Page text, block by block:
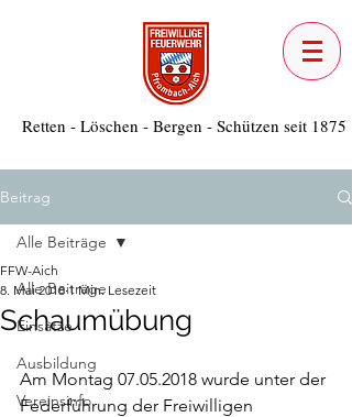
Retten - Löschen - Bergen - Schützen seit 1875
Beitrag
Alle Beiträge
Einsätze
Ausbildung
Vereinsinfo
Alle Beiträge
Schaumübung
FFW-Aich
8. Mai 2018 1 Min. Lesezeit
Am Montag 07.05.2018 wurde unter der
Federführung der Freiwilligen